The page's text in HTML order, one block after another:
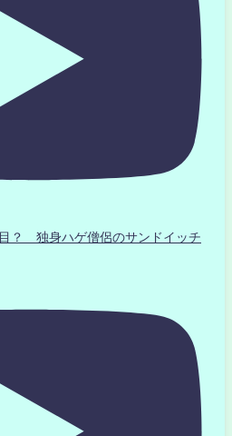
？ 独身ハゲ僧侶のサンドイッチ